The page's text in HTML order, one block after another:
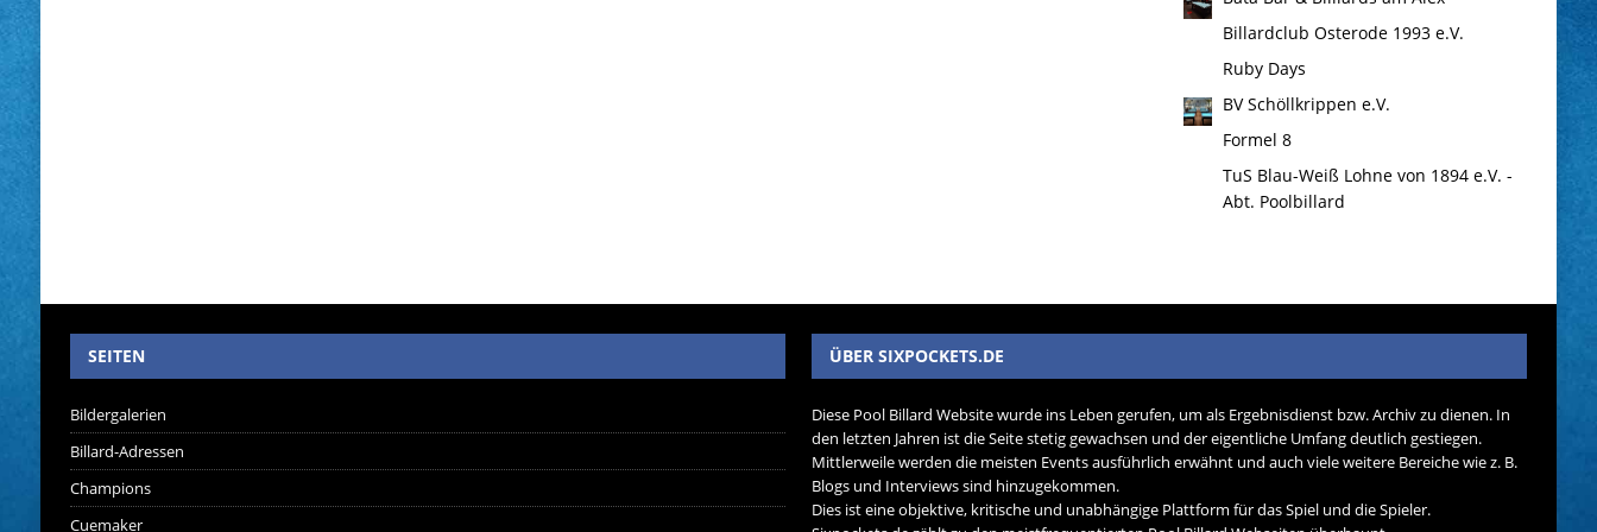
Billardclub Osterode 1993 e.V.
Ruby Days
BV Schöllkrippen e.V.
Formel 8
TuS Blau-Weiß Lohne von 1894 e.V. -
Abt. Poolbillard
SEITEN
Bildergalerien
Billard-Adressen
Champions
Cuemaker
ÜBER SIXPOCKETS.DE
Diese Pool Billard Website wurde ins Leben gerufen, um als Ergebnisdienst bzw. Archiv zu dienen. In
den letzten Jahren ist die Seite stetig gewachsen und der eigentliche Umfang deutlich gestiegen.
Mittlerweile werden die meisten Events ausführlich erwähnt und auch viele weitere Bereiche wie z. B.
Blogs und Interviews sind hinzugekommen.
Dies ist eine objektive, kritische und unabhängige Plattform für das Spiel und die Spieler.